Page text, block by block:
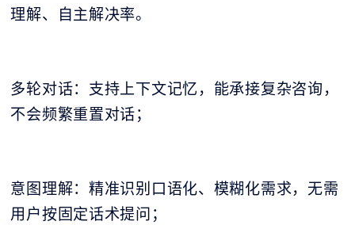
理解、自主解决率。
多轮对话：支持上下文记忆，能承接复杂咨询，
不会频繁重置对话；
意图理解：精准识别口语化、模糊化需求，无需
用户按固定话术提问；